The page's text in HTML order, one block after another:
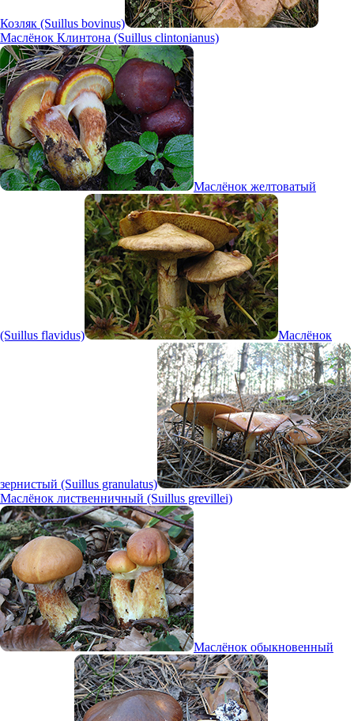
Козляк (Suillus bovinus)
Маслёнок Клинтона (Suillus clintonianus)
Маслёнок желтоватый
(Suillus flavidus) Маслёнок
зернистый (Suillus granulatus)
Маслёнок лиственничный (Suillus grevillei)
Маслёнок обыкновенный